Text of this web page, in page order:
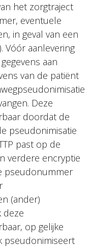
het zorgtraject
eventuele
in geval van een
Vóór aanlevering
aan
van de patiënt
Deze
doordat de
pseudonimisatie
past op de
verdere encryptie
pseudonummer
(ander)
deze
op gelijke
pseudonimiseert